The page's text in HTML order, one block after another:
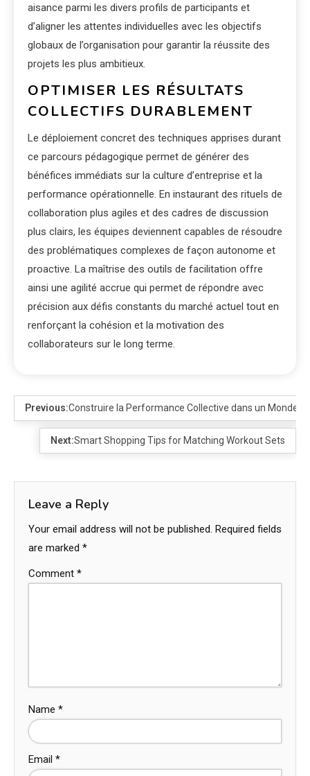
aisance parmi les divers profils de participants et
d’aligner les attentes individuelles avec les objectifs
globaux de l’organisation pour garantir la réussite des
projets les plus ambitieux.
OPTIMISER LES RÉSULTATS
COLLECTIFS DURABLEMENT
Le déploiement concret des techniques apprises durant
ce parcours pédagogique permet de générer des
bénéfices immédiats sur la culture d’entreprise et la
performance opérationnelle. En instaurant des rituels de
collaboration plus agiles et des cadres de discussion
plus clairs, les équipes deviennent capables de résoudre
des problématiques complexes de façon autonome et
proactive. La maîtrise des outils de facilitation offre
ainsi une agilité accrue qui permet de répondre avec
précision aux défis constants du marché actuel tout en
renforçant la cohésion et la motivation des
collaborateurs sur le long terme.
Previous:Construire la Performance Collective dans un Monde
Next:Smart Shopping Tips for Matching Workout Sets
Leave a Reply
Your email address will not be published. Required fields
are marked *
Comment *
Name *
Email *